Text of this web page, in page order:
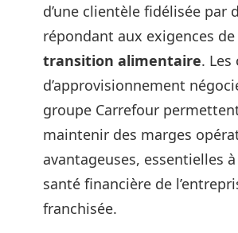
d’une clientèle fidélisée par
répondant aux exigences de
transition alimentaire.
d’approvisionnement
groupe Carrefour
maintenir des marges
avantageuses, essentielles
santé financière de
franchisée.